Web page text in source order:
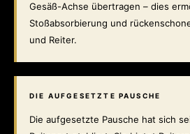
Gesäß-Achse übertragen – dies
Stoßabsorbierung und
und Reiter.
DIE AUFGESETZTE PAUSCHE
Die aufgesetzte Pausche hat sich